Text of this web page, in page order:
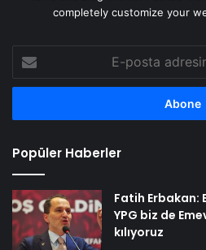
completely customize your
posta
adresinizi
Popüler Haberler
Fatih Erbakan:
YPG biz de
kılıyoruz